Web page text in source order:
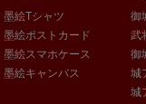
墨絵Tシャツ
墨絵ポストカード
墨絵スマホケース
墨絵キャンバス
御
武
御
城
城